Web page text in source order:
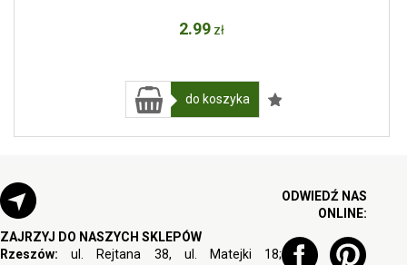
2.99 zł
do koszyka
ZAJRZYJ DO NASZYCH SKLEPÓW
Rzeszów: ul. Rejtana 38, ul. Matejki 18;
ODWIEDŹ NAS
ONLINE: